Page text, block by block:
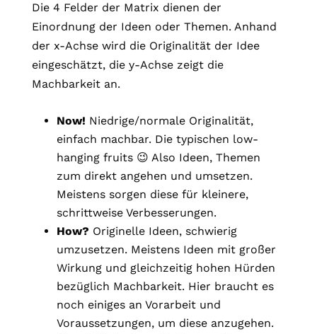
Die 4 Felder der Matrix dienen der
Einordnung der Ideen oder Themen. Anhand
der x-Achse wird die Originalität der Idee
eingeschätzt, die y-Achse zeigt die
Machbarkeit an.
Now! Niedrige/normale Originalität,
einfach machbar. Die typischen low-
hanging fruits 😉 Also Ideen, Themen
zum direkt angehen und umsetzen.
Meistens sorgen diese für kleinere,
schrittweise Verbesserungen.
How? Originelle Ideen, schwierig
umzusetzen. Meistens Ideen mit großer
Wirkung und gleichzeitig hohen Hürden
bezüglich Machbarkeit. Hier braucht es
noch einiges an Vorarbeit und
Voraussetzungen, um diese anzugehen.